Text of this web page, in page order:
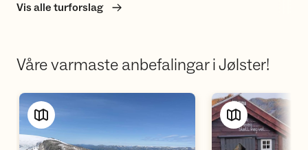
Vis alle turforslag
Våre varmaste anbefalingar i Jølster!